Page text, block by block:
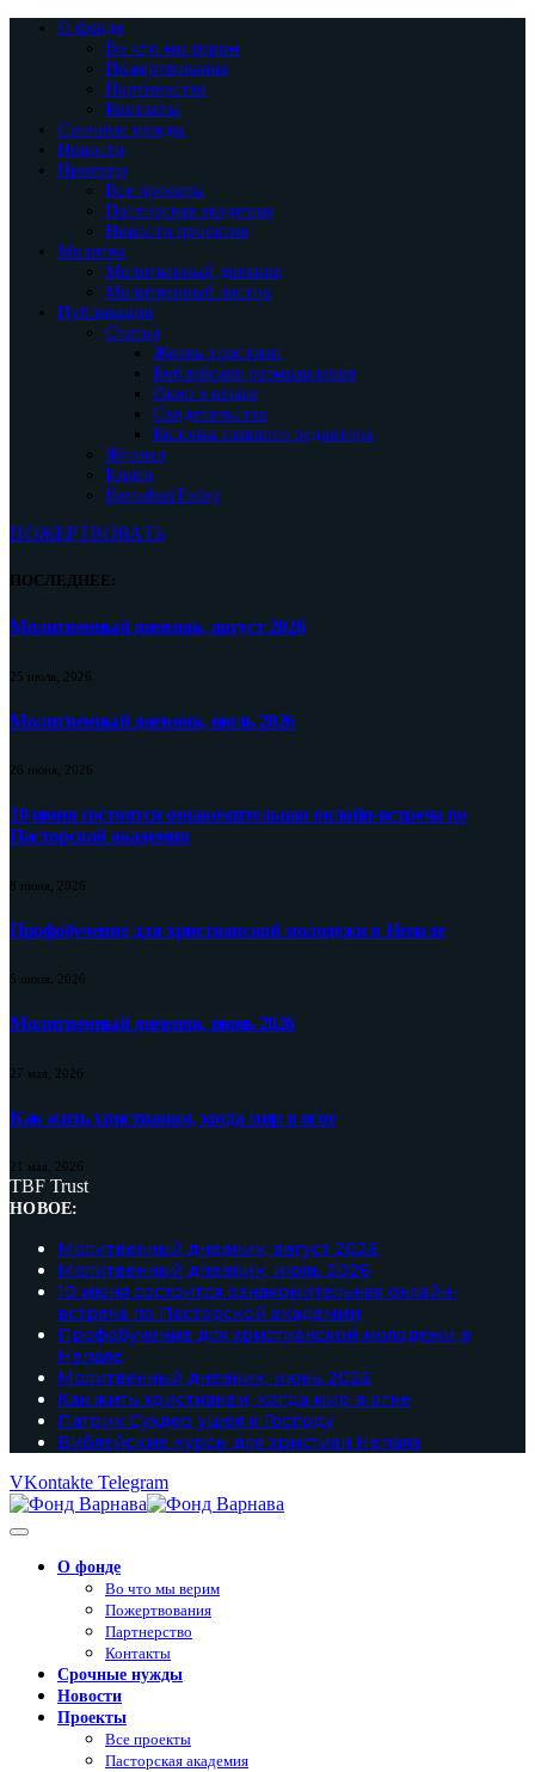
О фонде
Во что мы верим
Пожертвования
Партнерство
Контакты
Срочные нужды
Новости
Проекты
Все проекты
Пасторская академия
Новости проектов
Молитва
Молитвенный дневник
Молитвенный листок
Публикации
Статьи
Жизнь христиан
Библейские размышления
Окно в ислам
Свидетельства
Колонка главного редактора
Журнал
Книги
BarnabasToday
ПОЖЕРТВОВАТЬ
ПОСЛЕДНЕЕ:
Молитвенный дневник, август 2026
25 июля, 2026
Молитвенный дневник, июль 2026
26 июня, 2026
10 июня состоится ознакомительная онлайн-встреча по
Пасторской академии
8 июня, 2026
Профобучение для христианской молодежи в Непале
5 июня, 2026
Молитвенный дневник, июнь 2026
27 мая, 2026
Как жить христианам, когда мир в огне
21 мая, 2026
TBF Trust
НОВОЕ:
Молитвенный дневник, август 2026
Молитвенный дневник, июль 2026
10 июня состоится ознакомительная онлайн-
встреча по Пасторской академии
Профобучение для христианской молодежи в
Непале
Молитвенный дневник, июнь 2026
Как жить христианам, когда мир в огне
Патрик Сухдео ушел к Господу
Библейские курсы для христиан Непала
VKontakte Telegram
О фонде
Во что мы верим
Пожертвования
Партнерство
Контакты
Срочные нужды
Новости
Проекты
Все проекты
Пасторская академия